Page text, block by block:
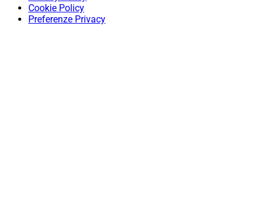
Cookie Policy
Preferenze Privacy